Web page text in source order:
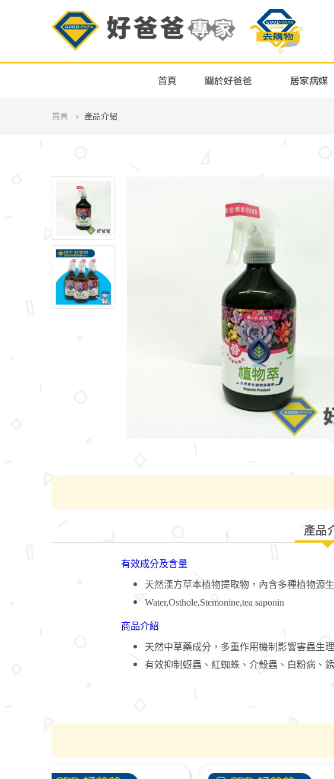
首頁 關於好爸爸 居家病媒
首頁 產品介紹
產品
有效成分及含量
天然漢方草本植物提取物，內含多種植物源
Water,Osthole,Stemonine,tea saponin
商品介紹
天然中草藥成分，多重作用機制影響害蟲生
有效抑制蚜蟲、紅蜘蛛、介殼蟲、白粉病、